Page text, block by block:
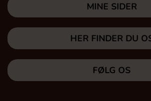
MINE SIDER
HER FINDER DU
FØLG OS